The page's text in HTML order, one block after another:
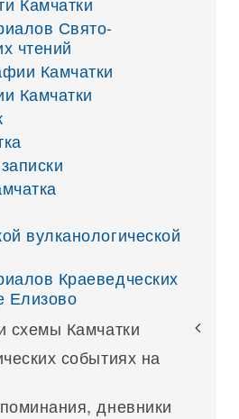
Свято-
чтений
Камчатки
Камчатки
вулканологической
Краеведческих
Елизово
схемы Камчатки
событиях на
дневники